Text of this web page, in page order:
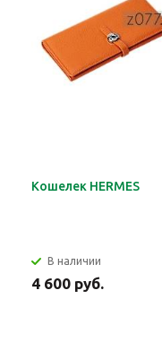
Кошелек HERMES
В наличии
4 600 руб.